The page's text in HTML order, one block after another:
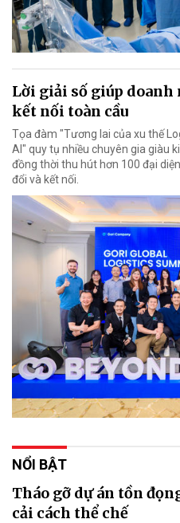
Lời giải số giúp
kết nối toàn cầu
Tọa đàm "Tương lai của xu thế
AI" quy tụ nhiều chuyên gia giàu
đồng thời thu hút hơn 100 đại
đổi và kết nối.
NỔI BẬT
Tháo gỡ dự án tồn
cải cách thể chế